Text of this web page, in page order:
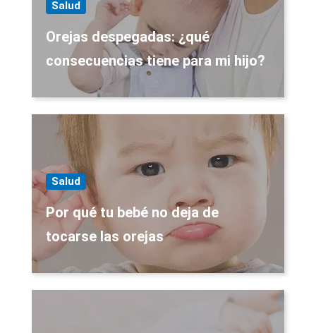
Salud
Orejas despegadas: ¿qué
consecuencias tiene para mi hijo?
Salud
Por qué tu bebé no deja de
tocarse las orejas